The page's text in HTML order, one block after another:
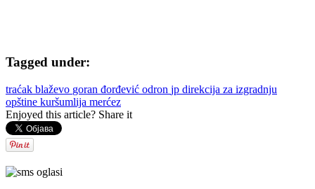
Tagged under:
traćak blaževo goran đorđević odron jp direkcija za izgradnju
opštine kuršumlija merćez
Enjoyed this article? Share it